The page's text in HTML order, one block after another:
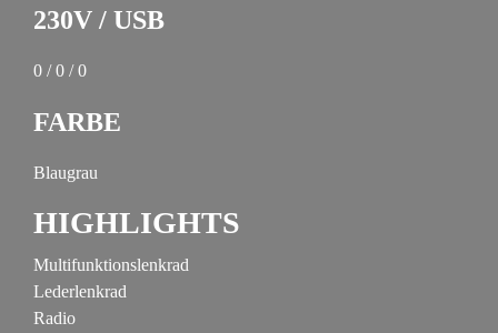
230V / USB
0 / 0 / 0
FARBE
Blaugrau
HIGHLIGHTS
Multifunktionslenkrad
Lederlenkrad
Radio